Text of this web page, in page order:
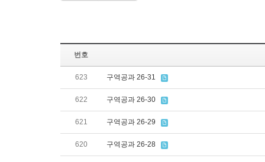
번호
623 구역공과 26-31
622 구역공과 26-30
621 구역공과 26-29
620 구역공과 26-28